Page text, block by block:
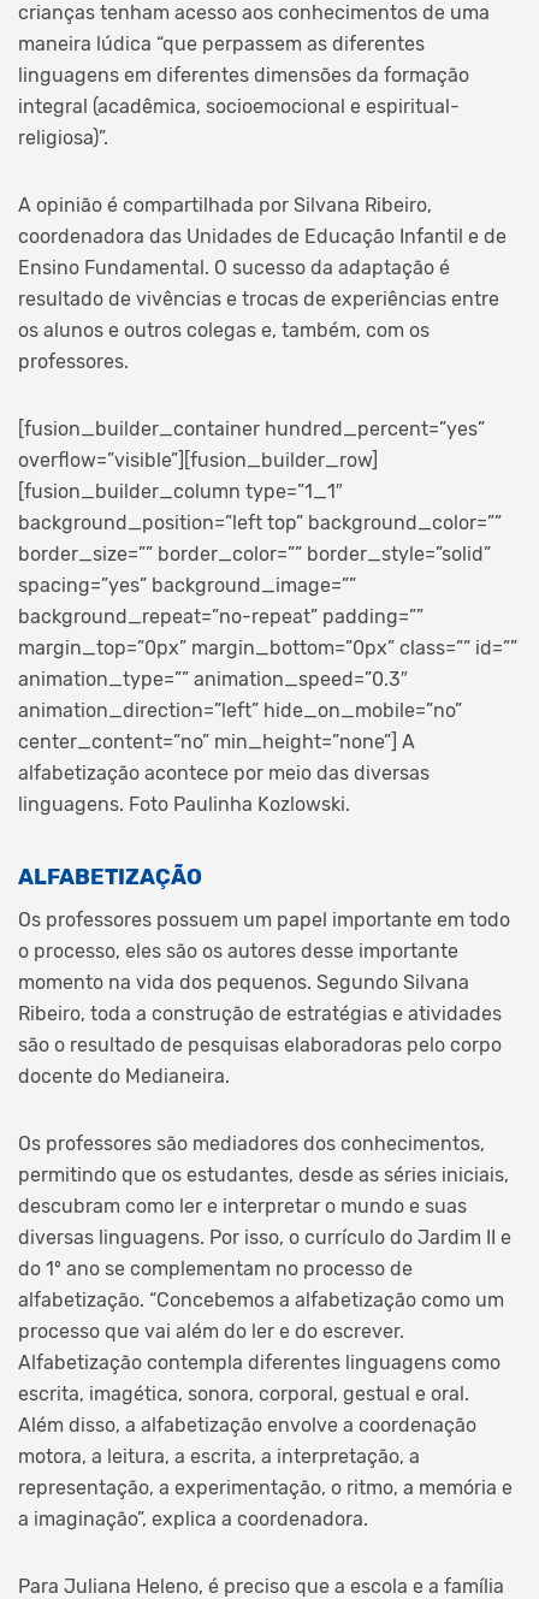
crianças tenham acesso aos conhecimentos de uma
maneira lúdica “que perpassem as diferentes
linguagens em diferentes dimensões da formação
integral (acadêmica, socioemocional e espiritual-
religiosa)”.
A opinião é compartilhada por Silvana Ribeiro,
coordenadora das Unidades de Educação Infantil e de
Ensino Fundamental. O sucesso da adaptação é
resultado de vivências e trocas de experiências entre
os alunos e outros colegas e, também, com os
professores.
[fusion_builder_container hundred_percent=”yes”
overflow=”visible”][fusion_builder_row]
[fusion_builder_column type=”1_1″
background_position=”left top” background_color=””
border_size=”” border_color=”” border_style=”solid”
spacing=”yes” background_image=””
background_repeat=”no-repeat” padding=””
margin_top=”0px” margin_bottom=”0px” class=”” id=””
animation_type=”” animation_speed=”0.3″
animation_direction=”left” hide_on_mobile=”no”
center_content=”no” min_height=”none”] A
alfabetização acontece por meio das diversas
linguagens. Foto Paulinha Kozlowski.
ALFABETIZAÇÃO
Os professores possuem um papel importante em todo
o processo, eles são os autores desse importante
momento na vida dos pequenos. Segundo Silvana
Ribeiro, toda a construção de estratégias e atividades
são o resultado de pesquisas elaboradoras pelo corpo
docente do Medianeira.
Os professores são mediadores dos conhecimentos,
permitindo que os estudantes, desde as séries iniciais,
descubram como ler e interpretar o mundo e suas
diversas linguagens. Por isso, o currículo do Jardim II e
do 1º ano se complementam no processo de
alfabetização. “Concebemos a alfabetização como um
processo que vai além do ler e do escrever.
Alfabetização contempla diferentes linguagens como
escrita, imagética, sonora, corporal, gestual e oral.
Além disso, a alfabetização envolve a coordenação
motora, a leitura, a escrita, a interpretação, a
representação, a experimentação, o ritmo, a memória e
a imaginação”, explica a coordenadora.
Para Juliana Heleno, é preciso que a escola e a família